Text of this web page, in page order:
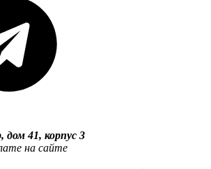
дом 41, корпус 3
на сайте